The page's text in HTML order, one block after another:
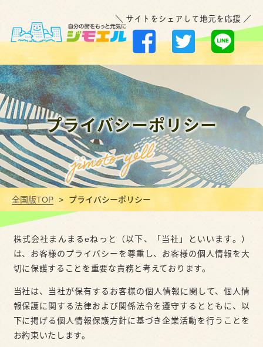
＼ サイトをシェアして地元を応援 ／
プライバシーポリシー
全国版TOP プライバシーポリシー
株式会社まんまるeねっと（以下、「当社」といいます。）
は、お客様のプライバシーを尊重し、お客様の個⼈情報を⼤
切に保護することを重要な責務と考えております。
当社は、当社が保有するお客様の個⼈情報に関して、個⼈情
報保護に関する法律および関係法令を遵守するとともに、以
下に掲げる個⼈情報保護⽅針に基づき企業活動を⾏うことを
お約束いたします。